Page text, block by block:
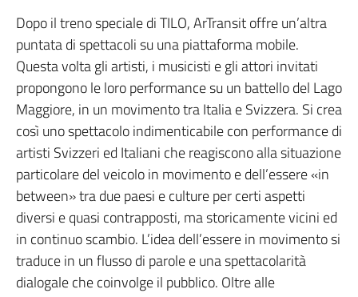
Dopo il treno speciale di TILO, ArTransit offre un’altra
puntata di spettacoli su una piattaforma mobile.
Questa volta gli artisti, i musicisti e gli attori invitati
propongono le loro performance su un battello del Lago
Maggiore, in un movimento tra Italia e Svizzera. Si crea
così uno spettacolo indimenticabile con performance di
artisti Svizzeri ed Italiani che reagiscono alla situazione
particolare del veicolo in movimento e dell’essere «in
between» tra due paesi e culture per certi aspetti
diversi e quasi contrapposti, ma storicamente vicini ed
in continuo scambio. L’idea dell’essere in movimento si
traduce in un flusso di parole e una spettacolarità
dialogale che coinvolge il pubblico. Oltre alle